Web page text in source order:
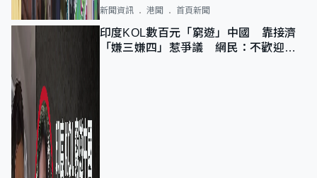
新聞資訊 港聞 首頁新聞
印度KOL數百元「窮遊」中國 靠接濟
「嫌三嫌四」惹爭議 網民：不歡迎劣